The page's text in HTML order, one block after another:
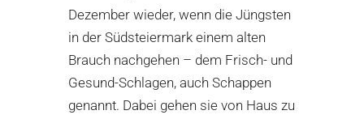
Dezember wieder, wenn die Jüngsten
in der Südsteiermark einem alten
Brauch nachgehen – dem Frisch- und
Gesund-Schlagen, auch Schappen
genannt. Dabei gehen sie von Haus zu